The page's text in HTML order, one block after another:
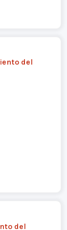
del
del